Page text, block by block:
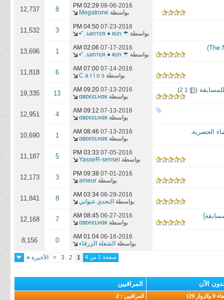
08-06-2016
02:29 PM
بواسطة Megatrone
8
12,737
07-23-2016
04:50 PM
بواسطة ☂ ωιnтєя ● кυn .°•
3
11,532
07-17-2016
02:06 AM
بواسطة ☂ ωιnтєя ● кυn .°•
1
13,696
07-14-2016
07:00 AM
بواسطة C a r l o s
6
11,818
(
1
2
)
07-13-2016
09:20 AM
بواسطة αвɒєєʟнαĸ
13
19,335
07-13-2016
09:12 AM
بواسطة αвɒєєʟнαĸ
4
12,951
07-13-2016
08:46 AM
بواسطة αвɒєєʟнαĸ
1
10,690
07-05-2016
03:33 PM
بواسطة YasseR-sensei
5
11,187
07-01-2016
09:38 PM
بواسطة ameur
3
12,173
06-29-2016
03:34 AM
بواسطة التحدي عنواني 8
11,841
06-27-2016
08:45 AM
بواسطة αвɒєєʟнαĸ
7
12,168
06-16-2016
01:04 AM
بواسطة الشعلة الزرقاء 0
8,156
صفحة 1 من 4 1
2
3
> الأخيرة »
الآن المراقبين
المراقبين : 2